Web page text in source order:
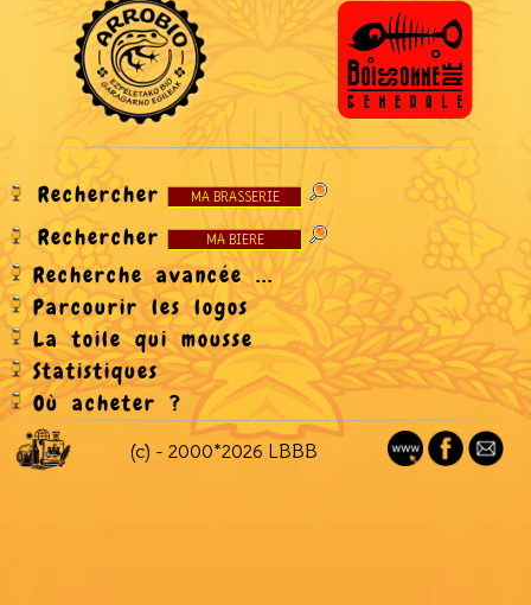
Rechercher
Rechercher
Recherche avancée ...
Parcourir les logos
La toile qui mousse
Statistiques
Où acheter ?
(c) - 2000*2026 LBBB